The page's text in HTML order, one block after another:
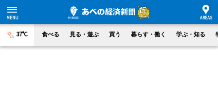
37°C 食べる 見る・遊ぶ 買う 暮らす・働く 学ぶ・知る